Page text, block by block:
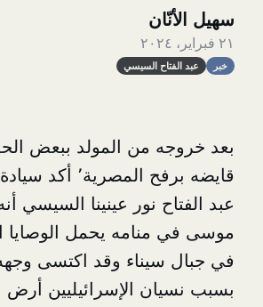
السيسي
من المولد ببعض الحمص الذي
قايضه برفح المصرية٬ أكد سيادة الرئيس الدكر
نور عينينا السيسي أنه رأى النبي
يحمل الوصايا العشر متجولاً
وقد اكتسى وجهه بالحزن،
الإسرائيليين أرض نبيهم